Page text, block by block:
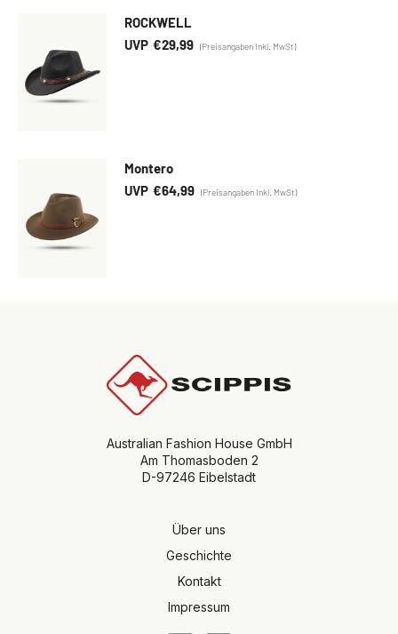
ROCKWELL
€29,99
Montero
€64,99
Australian Fashion House GmbH
Am Thomasboden 2
D-97246 Eibelstadt
Über uns
Geschichte
Kontakt
Impressum